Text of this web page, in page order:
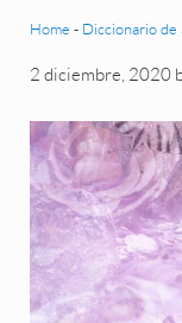
Home - Diccionario de
2 diciembre, 2020